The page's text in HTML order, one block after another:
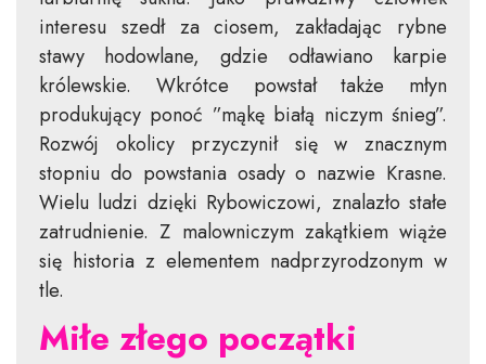
interesu szedł za ciosem, zakładając rybne
stawy hodowlane, gdzie odławiano karpie
królewskie. Wkrótce powstał także młyn
produkujący ponoć ”mąkę białą niczym śnieg”.
Rozwój okolicy przyczynił się w znacznym
stopniu do powstania osady o nazwie Krasne.
Wielu ludzi dzięki Rybowiczowi, znalazło stałe
zatrudnienie. Z malowniczym zakątkiem wiąże
się historia z elementem nadprzyrodzonym w
tle.
Miłe złego początki